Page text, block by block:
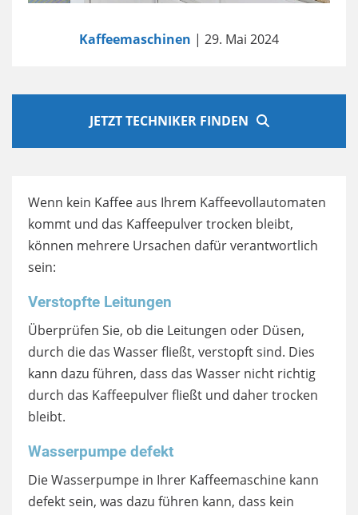
Kaffeemaschinen | 29. Mai 2024
JETZT TECHNIKER FINDEN
Wenn kein Kaffee aus Ihrem Kaffeevollautomaten
kommt und das Kaffeepulver trocken bleibt,
können mehrere Ursachen dafür verantwortlich
sein:
Verstopfte Leitungen
Überprüfen Sie, ob die Leitungen oder Düsen,
durch die das Wasser fließt, verstopft sind. Dies
kann dazu führen, dass das Wasser nicht richtig
durch das Kaffeepulver fließt und daher trocken
bleibt.
Wasserpumpe defekt
Die Wasserpumpe in Ihrer Kaffeemaschine kann
defekt sein, was dazu führen kann, dass kein